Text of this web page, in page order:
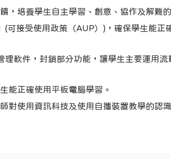
，培養學生自主學習、創意、協作及解難的
(可接受使用政策（AUP）)，確保學生能正
軟件，封鎖部分功能，讓學生主要運用流
能正確使用平板電腦學習。
對使用資訊科技及使用自攜裝置教學的認識